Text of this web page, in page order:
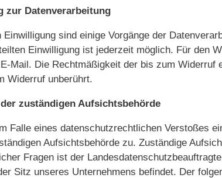
zur Datenverarbeitung
sind einige Vorgänge der
Einwilligung ist jederzeit möglich. Für den
Mail. Die Rechtmäßigkeit der bis zum Widerruf
Widerruf unberührt.
zuständigen Aufsichtsbehörde
Falle eines datenschutzrechtlichen Verstoßes
Aufsichtsbehörde zu. Zuständige
Fragen ist der
Sitz unseres Unternehmens befindet. Der